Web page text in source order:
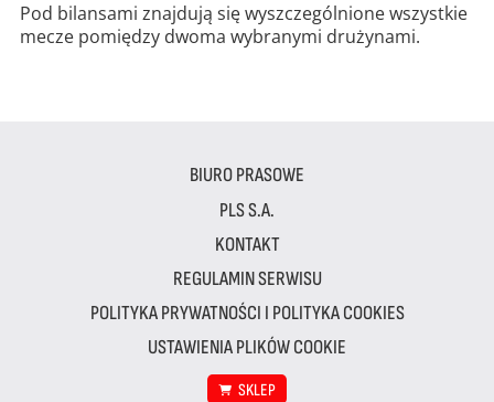
Pod bilansami znajdują się wyszczególnione wszystkie
mecze pomiędzy dwoma wybranymi drużynami.
BIURO PRASOWE
PLS S.A.
KONTAKT
REGULAMIN SERWISU
POLITYKA PRYWATNOŚCI I POLITYKA COOKIES
USTAWIENIA PLIKÓW COOKIE
SKLEP